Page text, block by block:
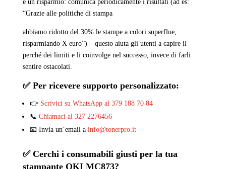
è un risparmio: comunica periodicamente i risultati (ad es:
“Grazie alle politiche di stampa
abbiamo ridotto del 30% le stampe a colori superflue,
risparmiando X euro”) – questo aiuta gli utenti a capire il
perché dei limiti e li coinvolge nel successo, invece di farli
sentire ostacolati.
✅ Per ricevere supporto personalizzato:
👉 Scrivici su WhatsApp al 379 188 70 84
📞 Chiamaci al 327 2276456
📧 Invia un’email a info@tonerpro.it
✅ Cerchi i consumabili giusti per la tua
stampante OKI MC873?